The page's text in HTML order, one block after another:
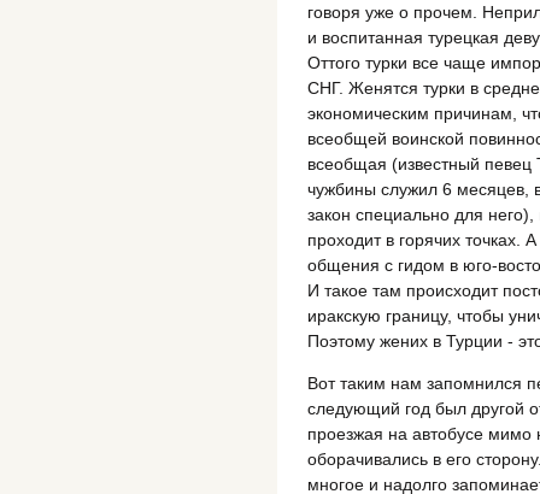
говоря уже о прочем.
и воспитанная турецкая
Оттого турки все чаще
СНГ. Женятся турки в
экономическим причинам,
всеобщей воинской
всеобщая (известный
чужбины служил 6 месяцев,
закон специально для
проходит в горячих точках.
общения с гидом в юго-
И такое там происходит
иракскую границу, чтобы
Поэтому жених в Турции -
Вот таким нам запомнился
следующий год был другой
проезжая на автобусе мимо
оборачивались в его
многое и надолго